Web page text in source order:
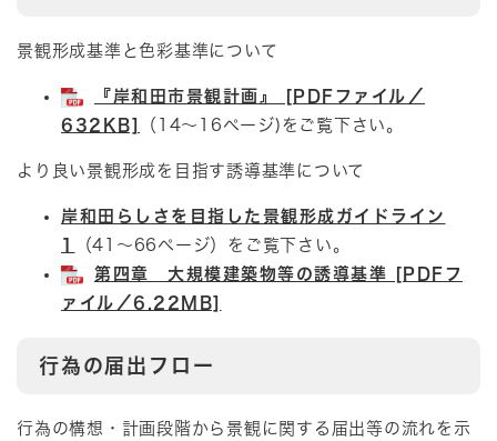
景観形成基準と色彩基準について
『岸和田市景観計画』 [PDFファイル／
632KB]
（14～16ページ)をご覧下さい。
より良い景観形成を目指す誘導基準について
岸和田らしさを目指した景観形成ガイドライン
1
（41～66ページ）をご覧下さい。
第四章 大規模建築物等の誘導基準 [PDFフ
ァイル／6.22MB]
行為の届出フロー
行為の構想・計画段階から景観に関する届出等の流れを示